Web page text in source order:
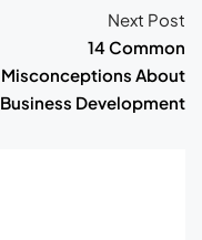
Next Post
14 Common
Misconceptions About
Business Development